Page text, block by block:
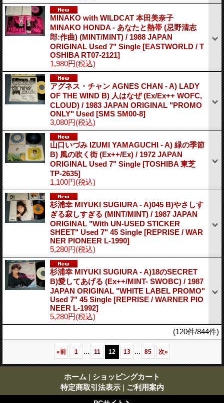
MINAKO with WILDCAT 本田美奈子
MINAKO HONDA - あなたと熱帯 (忌野清志
郎:作曲) (MINT/MINT) / 1988 JAPAN
ORIGINAL Used 7" Single [EASTWORLD / T
OSHIBA RT07-2121]
1,980円(税込)
アグネス・チャン AGNES CHAN - A) LADY
OF THE WIND B) 人はなぜ (Ex/Ex++ WOFC,
CLOUD) / 1983 JAPAN ORIGINAL "PROMO
ONLY" Used [SMS SM00-8]
3,080円(税込)
山口いづみ IZUMI YAMAGUCHI - A) 緑の季節
B) 風の吹く街 (Ex++/Ex) / 1972 JAPAN
ORIGINAL Used 7" Single [TOSHIBA 東芝
TP-2635]
1,100円(税込)
杉浦幸 MIYUKI SUGIURA - A)045 B)やさしす
ぎる寂しすぎる (MINT/MINT) / 1987 JAPAN
ORIGINAL "With UN-USED STICKER
SHEET" Used 7" 45 Single [REPRISE / WAR
NER PIONEER L-1990]
5,280円(税込)
杉浦幸 MIYUKI SUGIURA - A)18のSECRET
B)愛してあげる (Ex++/MINT- SWOBC) / 1987
JAPAN ORIGINAL "WHITE LABEL PROMO"
Used 7" 45 Single [REPRISE / WARNER PIO
NEER L-1992]
5,280円(税込)
(120件/844件)
«前 1 ... 11 12 13 ... 85 次»
ホーム | ショッピングカート
特定商取引法表示 | ご利用案内